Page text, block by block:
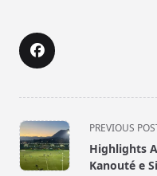
<span
class="nav-
subtitle
PREVIOUS
Highlights
Kanouté e